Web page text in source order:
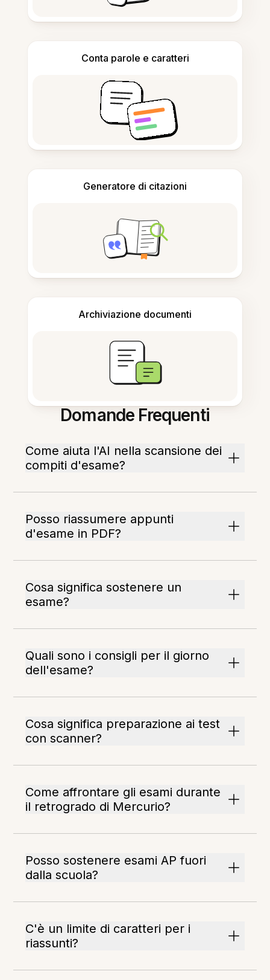
Conta parole e caratteri
Generatore di citazioni
Archiviazione documenti
Domande Frequenti
Come aiuta l'AI nella scansione dei
compiti d'esame?
Posso riassumere appunti
d'esame in PDF?
Cosa significa sostenere un
esame?
Quali sono i consigli per il giorno
dell'esame?
Cosa significa preparazione ai test
con scanner?
Come affrontare gli esami durante
il retrogrado di Mercurio?
Posso sostenere esami AP fuori
dalla scuola?
C'è un limite di caratteri per i
riassunti?